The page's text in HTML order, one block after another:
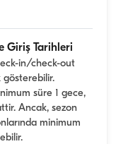
Giriş Tarihleri
in/check-out
süre 1 gece,
Ancak, sezon
minimum